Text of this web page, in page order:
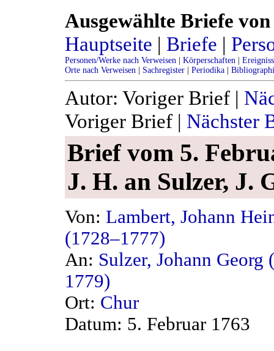
Ausgewählte Briefe
Hauptseite | Briefe |
Personen/Werke nach Verweisen | Körperschaften |
Orte nach Verweisen | Sachregister | Periodika |
Autor: Voriger Brief |
Voriger Brief | Nächster
Brief vom 5.
J. H. an Sulzer, J.
Von: Lambert, Johann
(1728–1777)
An: Sulzer, Johann Georg
1779)
Ort: Chur
Datum: 5. Februar 1763